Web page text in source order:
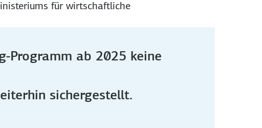
für wirtschaftliche
Programm ab 2025 keine
sichergestellt.